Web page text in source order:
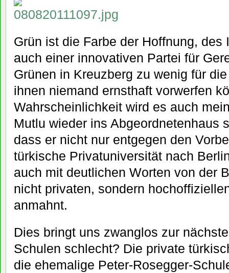
Grün ist die Farbe der Hoffnung, des
auch einer innovativen Partei für
Grünen in Kreuzberg zu wenig für
ihnen niemand ernsthaft vorwerfen
Wahrscheinlichkeit wird es auch
Mutlu wieder ins Abgeordnetenhaus
dass er nicht nur entgegen den
türkische Privatuniversität nach
auch mit deutlichen Worten von der
nicht privaten, sondern
anmahnt.
Dies bringt uns zwanglos zur
Schulen schlecht? Die private
die ehemalige Peter-Rosegger-